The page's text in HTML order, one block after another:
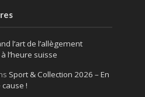
l’art de l’allègement
l’heure suisse
Sport & Collection 2026 – En
!